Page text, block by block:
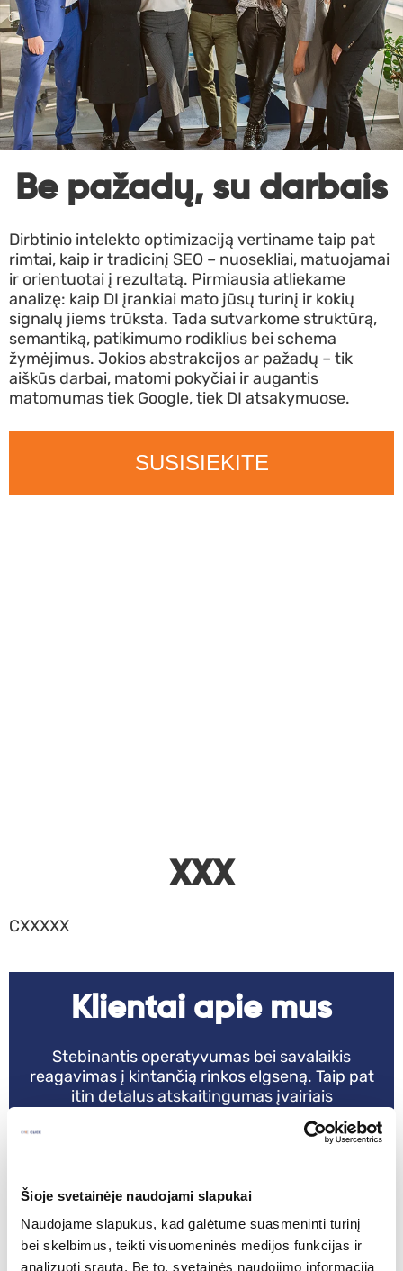
Šioje svetainėje naudojami slapukai
Naudojame slapukus, kad galėtume suasmeninti turinį
bei skelbimus, teikti visuomeninės medijos funkcijas ir
analizuoti srautą. Be to, svetainės naudojimo informaciją
Be pažadų, su darbais
Dirbtinio intelekto optimizaciją vertiname taip pat
rimtai, kaip ir tradicinį SEO – nuosekliai, matuojamai
ir orientuotai į rezultatą. Pirmiausia atliekame
analizę: kaip DI įrankiai mato jūsų turinį ir kokių
signalų jiems trūksta. Tada sutvarkome struktūrą,
semantiką, patikimumo rodiklius bei schema
žymėjimus. Jokios abstrakcijos ar pažadų – tik
aiškūs darbai, matomi pokyčiai ir augantis
matomumas tiek Google, tiek DI atsakymuose.
SUSISIEKITE
XXX
CXXXXX
Klientai apie mus
Stebinantis operatyvumas bei savalaikis
reagavimas į kintančią rinkos elgseną. Taip pat
itin detalus atskaitingumas įvairiais
laikotarpiais bei 100% pasiekiamumas!
Andrius Montvilas
UAB „Emiva“